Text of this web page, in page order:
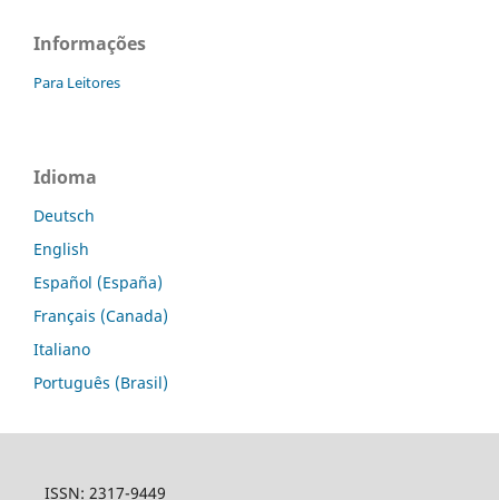
Informações
Para Leitores
Idioma
Deutsch
English
Español (España)
Français (Canada)
Italiano
Português (Brasil)
ISSN: 2317-9449